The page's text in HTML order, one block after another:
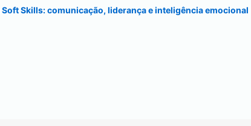
Skills: comunicação, liderança e inteligência emocional